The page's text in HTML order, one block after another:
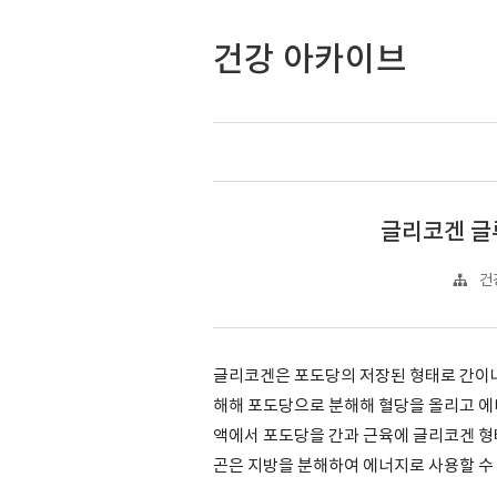
건강 아카이브
글리코겐
건
글리코겐은 포도당의 저장된 형태로 간
해해 포도당으로 분해해 혈당을 올리고
액에서 포도당을 간과 근육에 글리코겐
곤은 지방을 분해하여 에너지로 사용할